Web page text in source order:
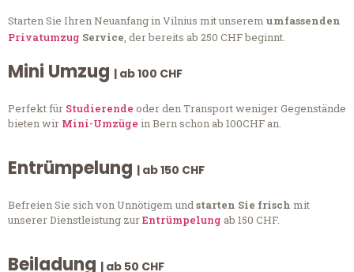
Starten Sie Ihren Neuanfang in Vilnius mit unserem umfassenden
Privatumzug Service, der bereits ab 250 CHF beginnt.
Mini Umzug | ab 100 CHF
Perfekt für Studierende oder den Transport weniger Gegenstände
bieten wir Mini-Umzüge in Bern schon ab 100CHF an.
Entrümpelung | ab 150 CHF
Befreien Sie sich von Unnötigem undstarten Sie frisch mit
unserer Dienstleistung zurEntrümpelung ab 150 CHF.
Beiladung | ab 50 CHF